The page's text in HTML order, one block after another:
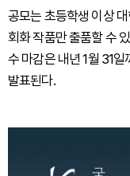
공모는 초등학생 이상
회화 작품만 출품할 수
수 마감은 내년 1월 31
발표된다.